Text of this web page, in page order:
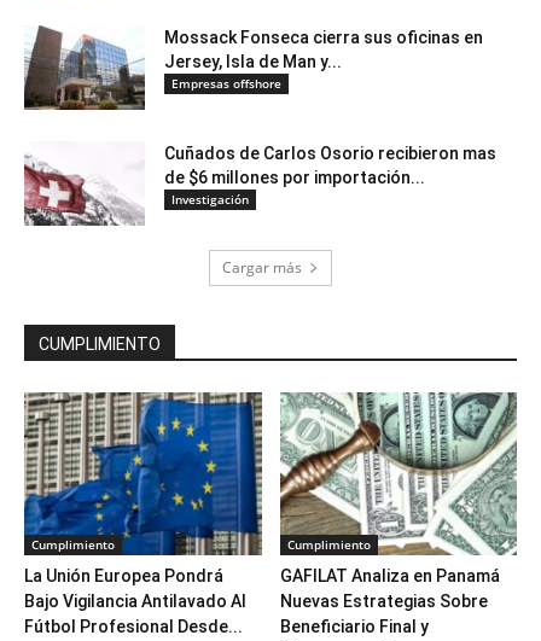
Mossack Fonseca cierra sus oficinas en
Jersey, Isla de Man y...
Empresas offshore
Cuñados de Carlos Osorio recibieron mas
de $6 millones por importación...
Investigación
Cargar más
CUMPLIMIENTO
Cumplimiento
La Unión Europea Pondrá
Bajo Vigilancia Antilavado Al
Fútbol Profesional Desde...
Cumplimiento
GAFILAT Analiza en Panamá
Nuevas Estrategias Sobre
Beneficiario Final y